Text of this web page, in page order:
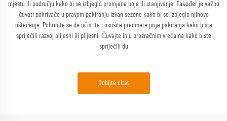
mjestu ili području kako bi se izbjeglo promjene boje ili stanjivanje. Također je važno
čuvati pokrivače u pravom pakiranju izvan sezone kako bi se izbjeglo njihovo
oštećenje. Pobrinite se da očistite i osušite predmete prije pakiranja kako biste
spriječili razvoj plijesni ili plijesni. Čuvajte ih u prozračnim vrećama kako biste
spriječili du
Dobijte citat